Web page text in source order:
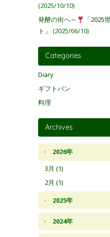
(2025/10/10)
発酵の街へ～
「2025
ト」 (2025/06/10)
Categories
Diary
ギフトパン
料理
Archives
2026年
3月 (1)
2月 (1)
2025年
2024年